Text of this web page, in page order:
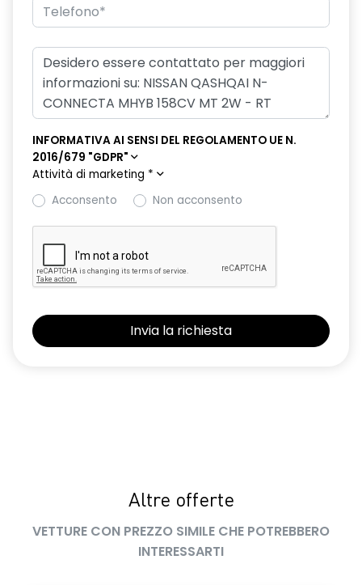
INFORMATIVA AI SENSI DEL REGOLAMENTO UE N.
2016/679 "GDPR"
Attività di marketing *
Acconsento
Non acconsento
Altre offerte
VETTURE CON PREZZO SIMILE CHE POTREBBERO
INTERESSARTI